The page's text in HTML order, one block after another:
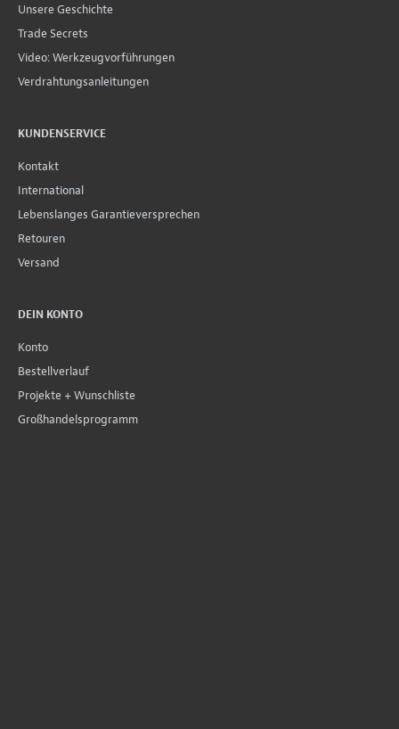
Unsere Geschichte
Trade Secrets
Video: Werkzeugvorführungen
Verdrahtungsanleitungen
KUNDENSERVICE
Kontakt
International
Lebenslanges Garantieversprechen
Retouren
Versand
DEIN KONTO
Konto
Bestellverlauf
Projekte + Wunschliste
Großhandelsprogramm